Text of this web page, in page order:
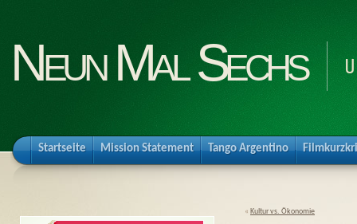
Neun Mal Sechs
Startseite Mission Statement Tango Argentino
« Kultur vs. Ökonomie